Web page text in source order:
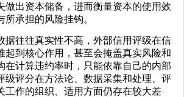
做出资本储备，进而衡量资本的使用效
承担的风险挂钩。
据往往真实性不高，外部信用评级在信
起到核心作用，甚至会掩盖真实风险和
在计算违约率时，只能依靠自己的内部
级评分在方法论、数据采集和处理、评
工作的组织、适用方面仍存在较大差